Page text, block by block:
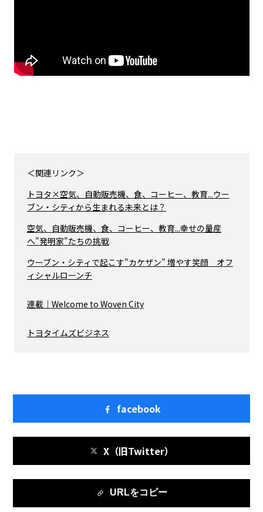
＜関連リンク＞
トヨタ×空気、自動販売機、食、コーヒー、教育...ウー
ブン・シティから生まれる未来とは？
空気、自動販売機、食、コーヒー、教育...幸せの量産
へ"発明家"たちの挑戦
ウーブン・シティで起こす"カケザン" 増やす笑顔 オフ
ィシャルローンチ
連載｜Welcome to Woven City
トヨタイムズビジネス
facebook
X（旧Twitter）
URLをコピー